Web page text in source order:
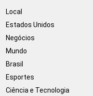
Local
Estados Unidos
Negócios
Mundo
Brasil
Esportes
Ciência e Tecnologia